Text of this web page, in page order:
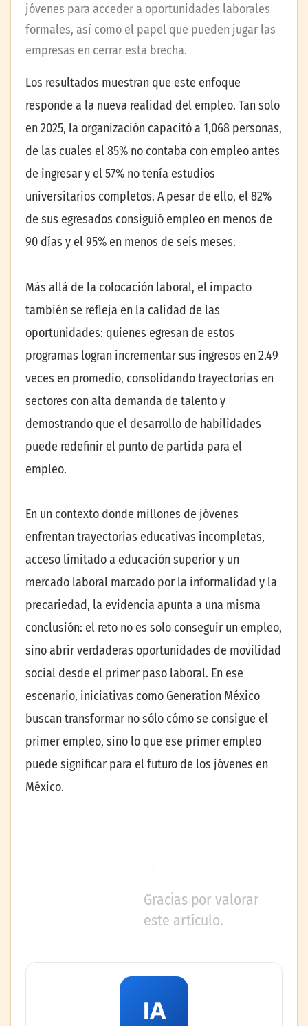
jóvenes para acceder a oportunidades laborales
formales, así como el papel que pueden jugar las
empresas en cerrar esta brecha.
Los resultados muestran que este enfoque
responde a la nueva realidad del empleo. Tan solo
en 2025, la organización capacitó a 1,068 personas,
de las cuales el 85% no contaba con empleo antes
de ingresar y el 57% no tenía estudios
universitarios completos. A pesar de ello, el 82%
de sus egresados consiguió empleo en menos de
90 días y el 95% en menos de seis meses.
Más allá de la colocación laboral, el impacto
también se refleja en la calidad de las
oportunidades: quienes egresan de estos
programas logran incrementar sus ingresos en 2.49
veces en promedio, consolidando trayectorias en
sectores con alta demanda de talento y
demostrando que el desarrollo de habilidades
puede redefinir el punto de partida para el
empleo.
En un contexto donde millones de jóvenes
enfrentan trayectorias educativas incompletas,
acceso limitado a educación superior y un
mercado laboral marcado por la informalidad y la
precariedad, la evidencia apunta a una misma
conclusión: el reto no es solo conseguir un empleo,
sino abrir verdaderas oportunidades de movilidad
social desde el primer paso laboral. En ese
escenario, iniciativas como Generation México
buscan transformar no sólo cómo se consigue el
primer empleo, sino lo que ese primer empleo
puede significar para el futuro de los jóvenes en
México.
Gracias por valorar
este artículo.
IA